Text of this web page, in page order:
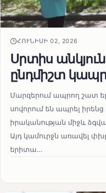
ՀՈՒՆԻՍԻ 02, 2026
Սրտիս
ընդմիշտ
Մարզերում ապրող շատ
սովորում են ապրել
իրականության միջև
Այդ կամուրջն առավել
երիտա...